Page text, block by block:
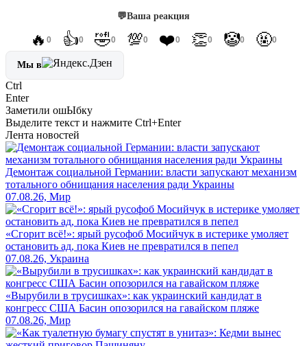
💬Ваша реакция
🔥 0 👍0 🤣0 💯0 ❤️0 👏0 🤡0 🤬0
Мы в
Ctrl
Enter
Заметили ошЫбку
Выделите текст и нажмите Ctrl+Enter
Лента новостей
Демонтаж социальной Германии: власти запускают механизм
тотального обнищания населения ради Украины
07.08.26, Мир
«Сгорит всё!»: ярый русофоб Мосийчук в истерике умоляет
остановить ад, пока Киев не превратился в пепел
07.08.26, Украина
«Вырубили в трусишках»: как украинский кандидат в
конгресс США Басин опозорился на гавайском пляже
07.08.26, Мир